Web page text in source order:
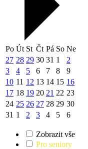
Po Út St Čt Pá So Ne
27 28 29 30 31 1
2
3
4 5 6 7 8
9
10 11 12 13 14 15 16
17 18 19 20 21 22 23
24 25 26 27 28 29 30
31 1 2 3 4 5 6
Zobrazit vše
Pro seniory